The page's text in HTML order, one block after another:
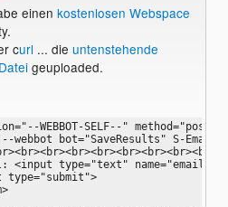
einen kostenlosen Webspace
curl ... die untenstehende
Dateigeuploaded.
WEBBOT-SELF--" method="post">
webbot bot="SaveResults" S-
<input type="text"
type="submit">